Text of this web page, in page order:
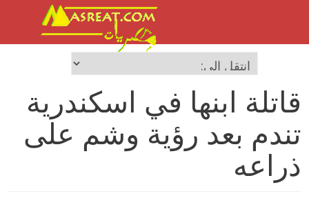
قاتلة ابنها في اسكندرية
تندم بعد رؤية وشم على
ذراعه